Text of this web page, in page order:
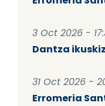
3 Oct 2026 -
Dantza
31 Oct 2026 -
Erromeria